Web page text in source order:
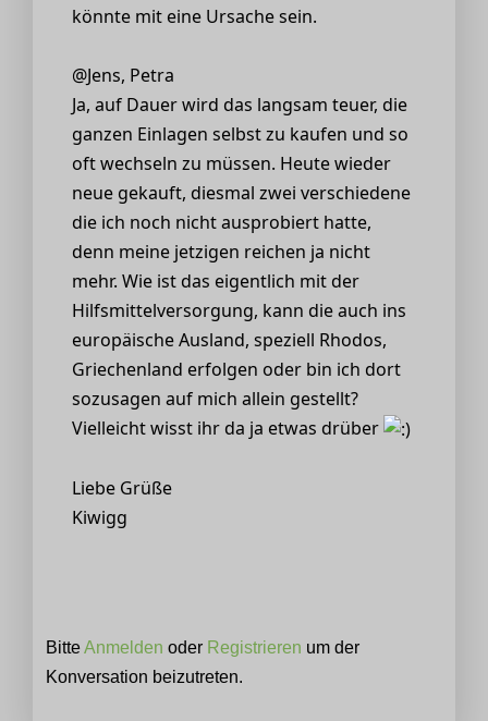
könnte mit eine Ursache sein.
@Jens, Petra
Ja, auf Dauer wird das langsam teuer, die
ganzen Einlagen selbst zu kaufen und so
oft wechseln zu müssen. Heute wieder
neue gekauft, diesmal zwei verschiedene
die ich noch nicht ausprobiert hatte,
denn meine jetzigen reichen ja nicht
mehr. Wie ist das eigentlich mit der
Hilfsmittelversorgung, kann die auch ins
europäische Ausland, speziell Rhodos,
Griechenland erfolgen oder bin ich dort
sozusagen auf mich allein gestellt?
Vielleicht wisst ihr da ja etwas drüber
Liebe Grüße
Kiwigg
BitteAnmelden oder Registrieren um der
Konversation beizutreten.